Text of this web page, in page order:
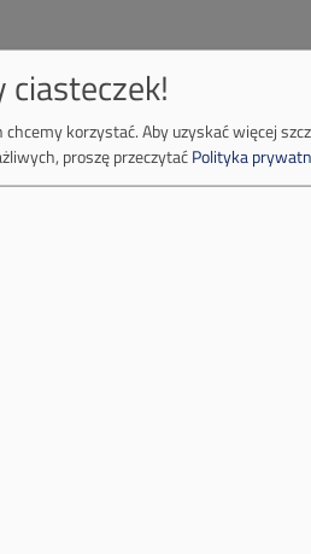
chcemy korzystać.Aby uzyskać więcej
proszę przeczytaćPolityka